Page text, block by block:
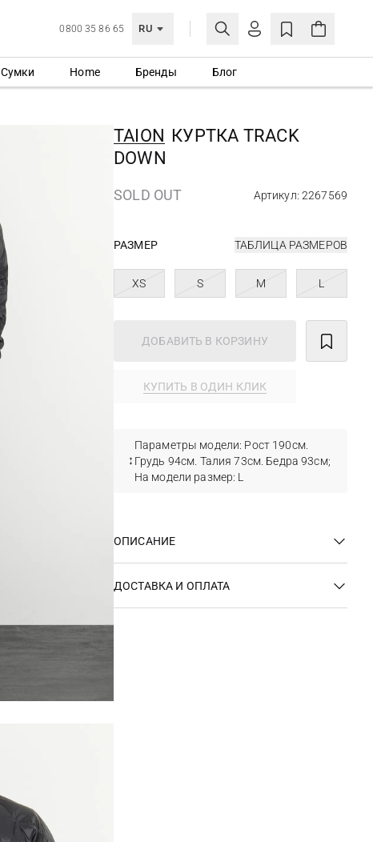
0800 35 86 65 RU
ЛИЧНЫЙ КАБИНЕТ
Сумки Home Бренды Блог
TAION КУРТКА TRACK
DOWN
SOLD OUT Артикул: 2267569
РАЗМЕР ТАБЛИЦА РАЗМЕРОВ
XS S M L
ДОБАВИТЬ В КОРЗИНУ
КУПИТЬ В ОДИН КЛИК
Параметры модели: Рост 190см.
Грудь 94см. Талия 73см. Бедра 93см;
На модели размер: L
ОПИСАНИЕ
ДОСТАВКА И ОПЛАТА